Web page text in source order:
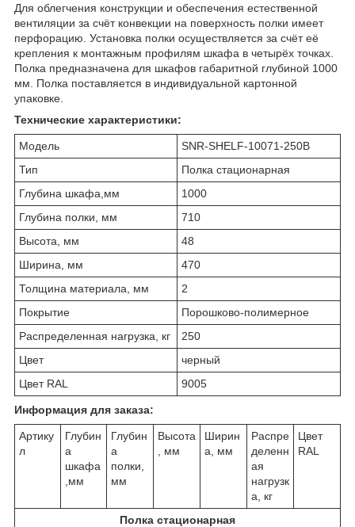
Для облегчения конструкции и обеспечения естественной
вентиляции за счёт конвекции на поверхность полки имеет
перфорацию. Установка полки осуществляется за счёт её
крепления к монтажным профилям шкафа в четырёх точках.
Полка предназначена для шкафов габаритной глубиной 1000
мм. Полка поставляется в индивидуальной картонной
упаковке.
Технические характеристики:
Модель
SNR-SHELF-10071-250B
Тип
Полка стационарная
Глубина шкафа,мм
1000
Глубина полки, мм
710
Высота, мм
48
Ширина, мм
470
Толщина материала, мм
2
Покрытие
Порошково-полимерное
Распределенная нагрузка, кг
250
Цвет
черный
Цвет RAL
9005
Информация для заказа:
Артику
л
Глубин
а
шкафа
,мм
Глубин
а
полки,
мм
Высота
, мм
Ширин
а, мм
Распре
деленн
ая
нагрузк
а, кг
Цвет
RAL
Полка стационарная